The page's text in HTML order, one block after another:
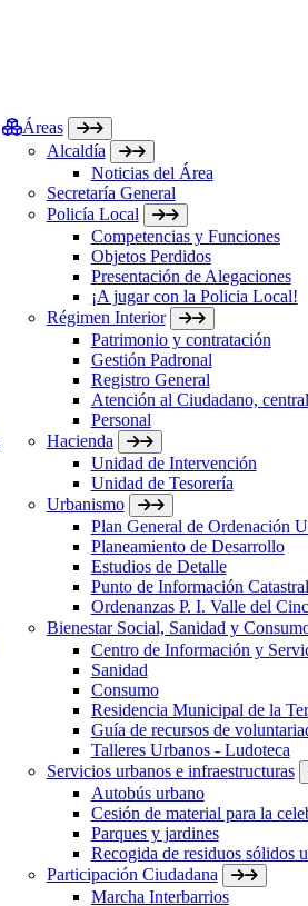
Áreas
Alcaldía
Noticias del Área
Secretaría General
Policía Local
Competencias y Funciones
Objetos Perdidos
Presentación de Alegaciones
¡A jugar con la Policia Local!
Régimen Interior
Patrimonio y contratación
Gestión Padronal
Registro General
Atención al Ciudadano,
Personal
Hacienda
Unidad de Intervención
Unidad de Tesorería
Urbanismo
Plan General de Ordenación
Planeamiento de Desarrollo
Estudios de Detalle
Punto de Información
Ordenanzas P. I. Valle del
Bienestar Social, Sanidad y
Centro de Información y
Sanidad
Consumo
Residencia Municipal de la
Guía de recursos de
Talleres Urbanos - Ludoteca
Servicios urbanos e infraestructuras
Autobús urbano
Cesión de material para la
Parques y jardines
Recogida de residuos sólidos
Participación Ciudadana
Marcha Interbarrios